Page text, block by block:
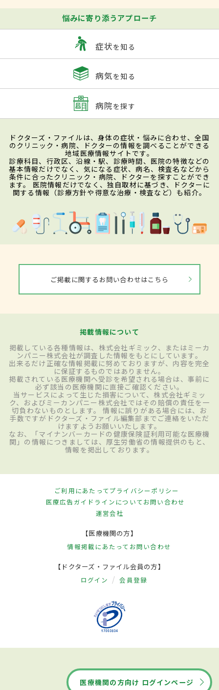
悩みに寄り添うアプローチ
症状を知る
病気を知る
病院を探す
ドクターズ・ファイルは、身体の症状・悩みに合わせ、全国
のクリニック・病院、ドクターの情報を調べることができる
地域医療情報サイトです。
診療科目、行政区、沿線・駅、診療時間、医院の特徴などの
基本情報だけでなく、気になる症状、病名、検査名などから
条件に合ったクリニック・病院、ドクターを探すことができ
ます。 医院情報だけでなく、独自取材に基づき、ドクターに
関する情報（診療方針や得意な治療・検査など）も紹介。
ご掲載に関するお問い合わせはこちら
掲載情報について
掲載している各種情報は、株式会社ギミック、またはミーカ
ンパニー株式会社が調査した情報をもとにしています。
出来るだけ正確な情報掲載に努めておりますが、内容を完全
に保証するものではありません。
掲載されている医療機関へ受診を希望される場合は、事前に
必ず該当の医療機関に直接ご確認ください。
当サービスによって生じた損害について、株式会社ギミッ
ク、およびミーカンパニー株式会社ではその賠償の責任を一
切負わないものとします。 情報に誤りがある場合には、お
手数ですがドクターズ・ファイル編集部までご連絡をいただ
けますようお願いいたします。
なお、「マイナンバーカードの健康保険証利用可能な医療機
関」の情報につきましては、厚生労働省の情報提供のもと、
情報を掲出しております。
ご利用にあたってプライバシーポリシー
医療広告ガイドラインについてお問い合わせ
運営会社
【医療機関の方】
情報掲載にあたって お問い合わせ
【ドクターズ・ファイル会員の方】
ログイン 会員登録
医療機関の方向け ログインページ